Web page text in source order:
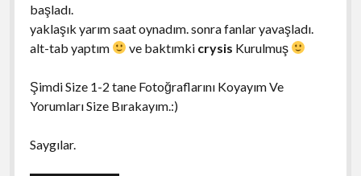
başladı.
yaklaşık yarım saat oynadım. sonra fanlar yavaşladı.
alt-tab yaptım
ve baktımki crysis Kurulmuş
Şimdi Size 1-2 tane Fotoğraflarını Koyayım Ve
Yorumları Size Bırakayım.:)
Saygılar.